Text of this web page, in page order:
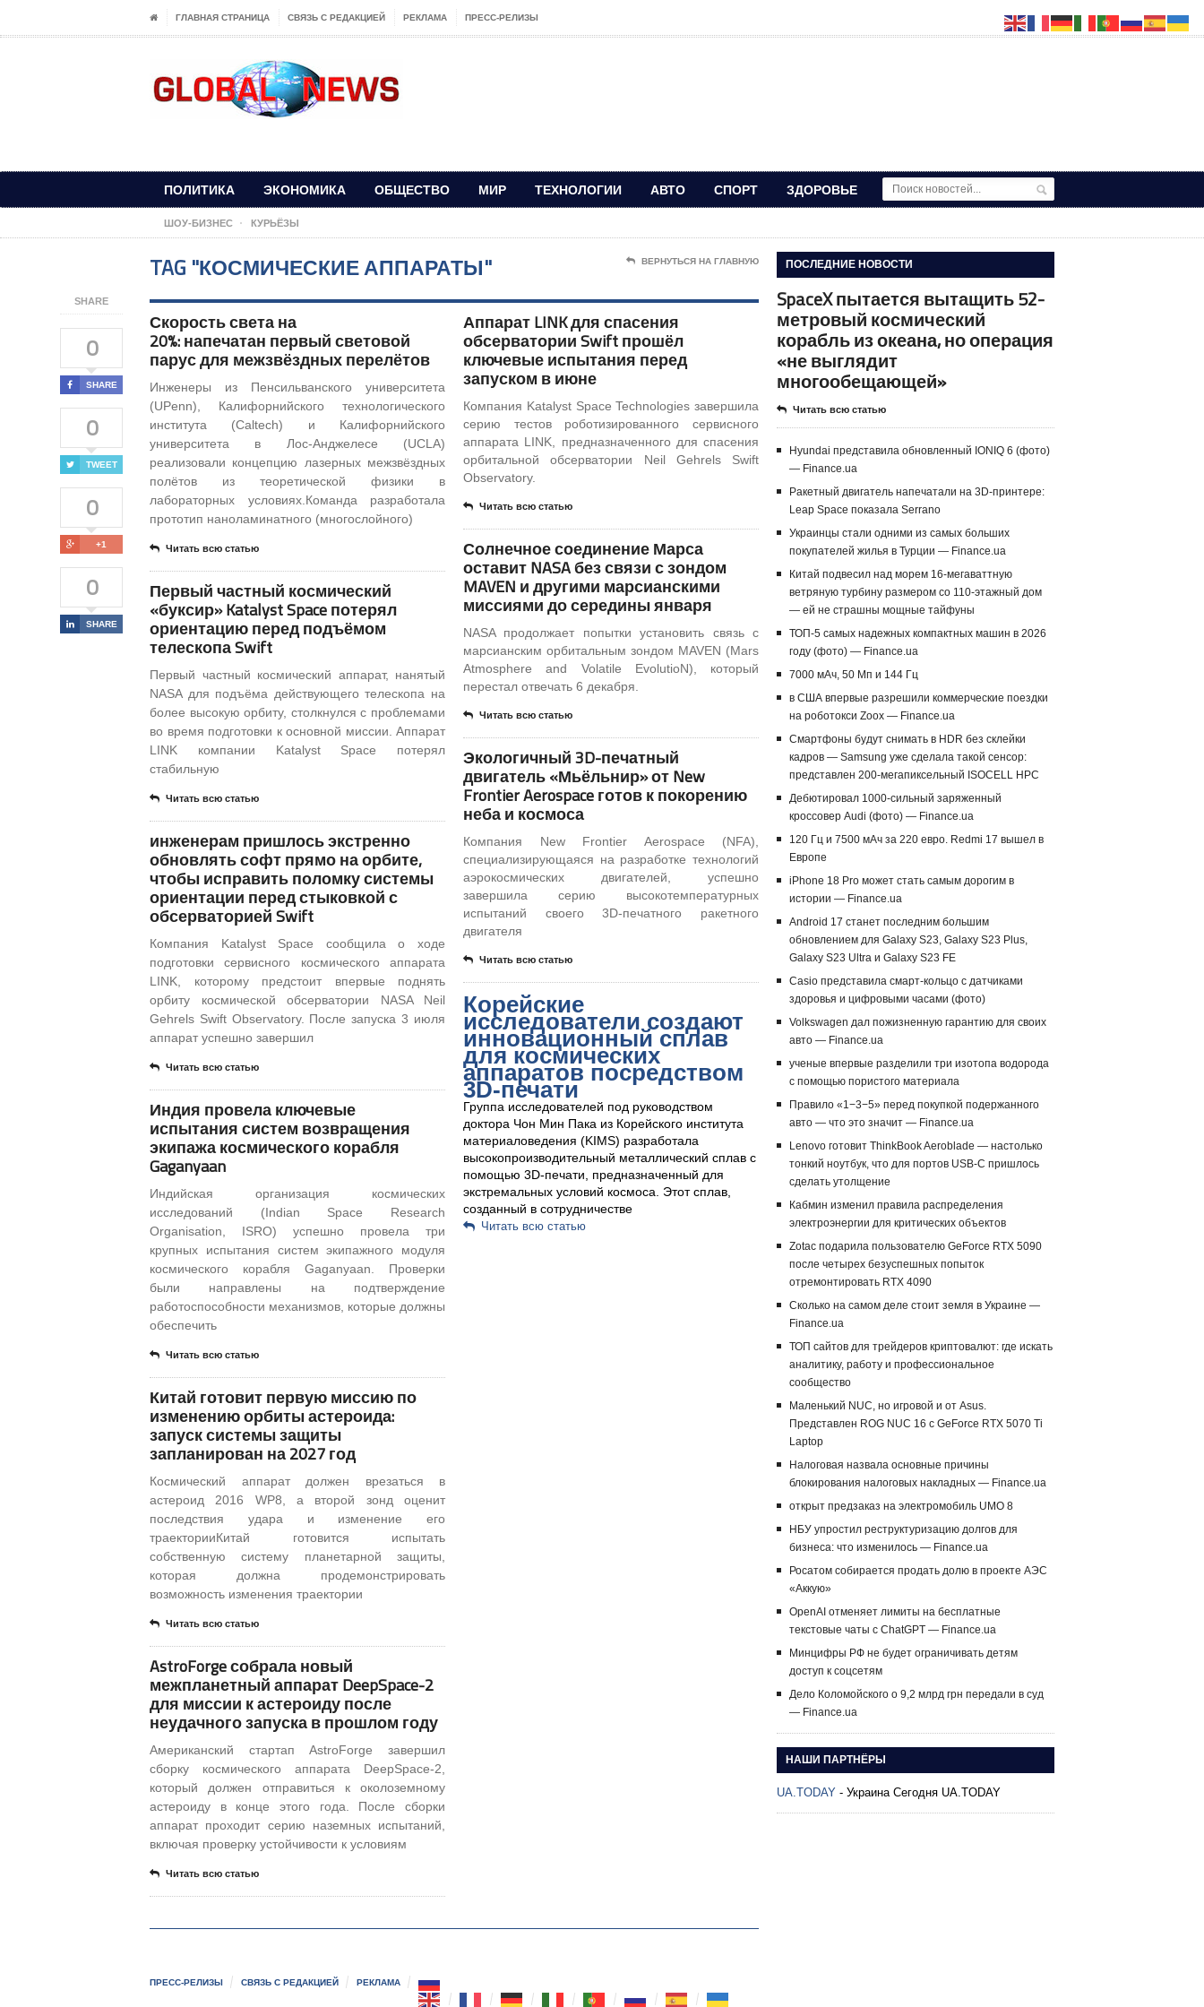
ГЛАВНАЯ СТРАНИЦА СВЯЗЬ С РЕДАКЦИЕЙ РЕКЛАМА ПРЕСС-РЕЛИЗЫ
ПОЛИТИКА ЭКОНОМИКА ОБЩЕСТВО МИР ТЕХНОЛОГИИ АВТО СПОРТ ЗДОРОВЬЕ
ШОУ-БИЗНЕС КУРЬЁЗЫ
SHARE
0
SHARE
0
TWEET
0
+1
0
SHARE
TAG "КОСМИЧЕСКИЕ АППАРАТЫ" ВЕРНУТЬСЯ НА ГЛАВНУЮ
Скорость света на
20%: напечатан первый световой
парус для межзвёздных перелётов
Инженеры из Пенсильванского университета
(UPenn), Калифорнийского технологического
института (Caltech) и Калифорнийского
университета в Лос-Анджелесе (UCLA)
реализовали концепцию лазерных межзвёздных
полётов из теоретической физики в
лабораторных условиях.Команда разработала
прототип наноламинатного (многослойного)
Читать всю статью
Первый частный космический
«буксир» Katalyst Space потерял
ориентацию перед подъёмом
телескопа Swift
Первый частный космический аппарат, нанятый
NASA для подъёма действующего телескопа на
более высокую орбиту, столкнулся с проблемами
во время подготовки к основной миссии. Аппарат
LINK компании Katalyst Space потерял
стабильную
Читать всю статью
инженерам пришлось экстренно
обновлять софт прямо на орбите,
чтобы исправить поломку системы
ориентации перед стыковкой с
обсерваторией Swift
Компания Katalyst Space сообщила о ходе
подготовки сервисного космического аппарата
LINK, которому предстоит впервые поднять
орбиту космической обсерватории NASA Neil
Gehrels Swift Observatory. После запуска 3 июля
аппарат успешно завершил
Читать всю статью
Индия провела ключевые
испытания систем возвращения
экипажа космического корабля
Gaganyaan
Индийская организация космических
исследований (Indian Space Research
Organisation, ISRO) успешно провела три
крупных испытания систем экипажного модуля
космического корабля Gaganyaan. Проверки
были направлены на подтверждение
работоспособности механизмов, которые должны
обеспечить
Читать всю статью
Китай готовит первую миссию по
изменению орбиты астероида:
запуск системы защиты
запланирован на 2027 год
Космический аппарат должен врезаться в
астероид 2016 WP8, а второй зонд оценит
последствия удара и изменение его
траекторииКитай готовится испытать
собственную систему планетарной защиты,
которая должна продемонстрировать
возможность изменения траектории
Читать всю статью
AstroForge собрала новый
межпланетный аппарат DeepSpace-2
для миссии к астероиду после
неудачного запуска в прошлом году
Американский стартап AstroForge завершил
сборку космического аппарата DeepSpace-2,
который должен отправиться к околоземному
астероиду в конце этого года. После сборки
аппарат проходит серию наземных испытаний,
включая проверку устойчивости к условиям
Читать всю статью
Аппарат LINK для спасения
обсерватории Swift прошёл
ключевые испытания перед
запуском в июне
Компания Katalyst Space Technologies завершила
серию тестов роботизированного сервисного
аппарата LINK, предназначенного для спасения
орбитальной обсерватории Neil Gehrels Swift
Observatory.
Читать всю статью
Солнечное соединение Марса
оставит NASA без связи с зондом
MAVEN и другими марсианскими
миссиями до середины января
NASA продолжает попытки установить связь с
марсианским орбитальным зондом MAVEN (Mars
Atmosphere and Volatile EvolutioN), который
перестал отвечать 6 декабря.
Читать всю статью
Экологичный 3D-печатный
двигатель «Мьёльнир» от New
Frontier Aerospace готов к покорению
неба и космоса
Компания New Frontier Aerospace (NFA),
специализирующаяся на разработке технологий
аэрокосмических двигателей, успешно
завершила серию высокотемпературных
испытаний своего 3D-печатного ракетного
двигателя
Читать всю статью
Корейские
исследователи создают
инновационный сплав
для космических
аппаратов посредством
3D-печати
Группа исследователей под руководством
доктора Чон Мин Пака из Корейского института
материаловедения (KIMS) разработала
высокопроизводительный металлический сплав с
помощью 3D-печати, предназначенный для
экстремальных условий космоса. Этот сплав,
созданный в сотрудничестве
Читать всю статью
ПОСЛЕДНИЕ НОВОСТИ
SpaceX пытается вытащить 52-
метровый космический
корабль из океана, но операция
«не выглядит
многообещающей»
Читать всю статью
Hyundai представила обновленный IONIQ 6 (фото)
— Finance.ua
Ракетный двигатель напечатали на 3D-принтере:
Leap Space показала Serrano
Украинцы стали одними из самых больших
покупателей жилья в Турции — Finance.ua
Китай подвесил над морем 16-мегаваттную
ветряную турбину размером со 110-этажный дом
— ей не страшны мощные тайфуны
ТОП-5 самых надежных компактных машин в 2026
году (фото) — Finance.ua
7000 мАч, 50 Мп и 144 Гц
в США впервые разрешили коммерческие поездки
на роботокси Zoox — Finance.ua
Смартфоны будут снимать в HDR без склейки
кадров — Samsung уже сделала такой сенсор:
представлен 200-мегапиксельный ISOCELL HPC
Дебютировал 1000-сильный заряженный
кроссовер Audi (фото) — Finance.ua
120 Гц и 7500 мАч за 220 евро. Redmi 17 вышел в
Европе
iPhone 18 Pro может стать самым дорогим в
истории — Finance.ua
Android 17 станет последним большим
обновлением для Galaxy S23, Galaxy S23 Plus,
Galaxy S23 Ultra и Galaxy S23 FE
Casio представила смарт-кольцо с датчиками
здоровья и цифровыми часами (фото)
Volkswagen дал пожизненную гарантию для своих
авто — Finance.ua
ученые впервые разделили три изотопа водорода
с помощью пористого материала
Правило «1−3−5» перед покупкой подержанного
авто — что это значит — Finance.ua
Lenovo готовит ThinkBook Aeroblade — настолько
тонкий ноутбук, что для портов USB-C пришлось
сделать утолщение
Кабмин изменил правила распределения
электроэнергии для критических объектов
Zotac подарила пользователю GeForce RTX 5090
после четырех безуспешных попыток
отремонтировать RTX 4090
Сколько на самом деле стоит земля в Украине —
Finance.ua
ТОП сайтов для трейдеров криптовалют: где искать
аналитику, работу и профессиональное
сообщество
Маленький NUC, но игровой и от Asus.
Представлен ROG NUC 16 с GeForce RTX 5070 Ti
Laptop
Налоговая назвала основные причины
блокирования налоговых накладных — Finance.ua
открыт предзаказ на электромобиль UMO 8
НБУ упростил реструктуризацию долгов для
бизнеса: что изменилось — Finance.ua
Росатом собирается продать долю в проекте АЭС
«Аккую»
OpenAI отменяет лимиты на бесплатные
текстовые чаты с ChatGPT — Finance.ua
Минцифры РФ не будет ограничивать детям
доступ к соцсетям
Дело Коломойского о 9,2 млрд грн передали в суд
— Finance.ua
НАШИ ПАРТНЁРЫ
UA.TODAY - Украина Сегодня UA.TODAY
ПРЕСС-РЕЛИЗЫ СВЯЗЬ С РЕДАКЦИЕЙ РЕКЛАМА